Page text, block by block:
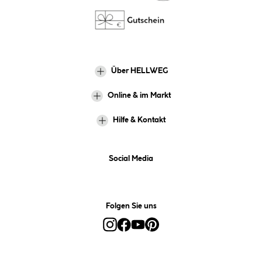
Über HELLWEG
Online & im Markt
Hilfe & Kontakt
Social Media
Folgen Sie uns